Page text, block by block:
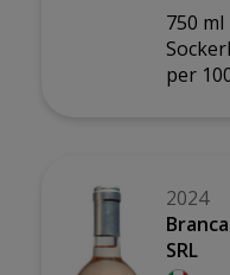
750 ml
per
2024
SRL